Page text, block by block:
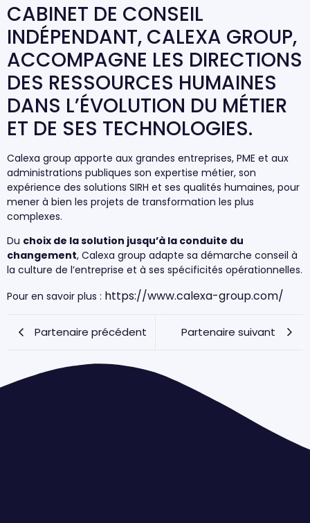
CABINET DE CONSEIL
INDÉPENDANT, CALEXA GROUP,
ACCOMPAGNE LES DIRECTIONS
DES RESSOURCES HUMAINES
DANS L’ÉVOLUTION DU MÉTIER
ET DE SES TECHNOLOGIES.
Calexa group apporte aux grandes entreprises, PME et aux
administrations publiques son expertise métier, son
expérience des solutions SIRH et ses qualités humaines, pour
mener à bien les projets de transformation les plus
complexes.
Du choix de la solution jusqu’à la conduite du
changement, Calexa group adapte sa démarche conseil à
la culture de l’entreprise et à ses spécificités opérationnelles.
Pour en savoir plus : https://www.calexa-group.com/
Partenaire précédent Partenaire suivant